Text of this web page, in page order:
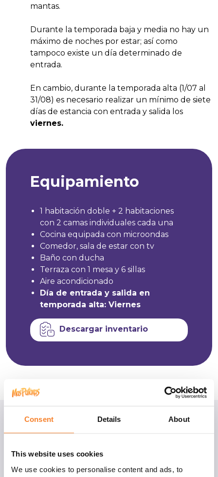
Consent Details About
This website uses cookies
We use cookies to personalise content and ads, to
Equipamiento
1 habitación doble + 2 habitaciones
con 2 camas individuales cada una
Cocina equipada con microondas
Comedor, sala de estar con tv
Baño con ducha
Terraza con 1 mesa y 6 sillas
Aire acondicionado
Día de entrada y salida en
temporada alta: Viernes
Descargar inventario
mantas.
Durante la temporada baja y media no hay un
máximo de noches por estar; así como
tampoco existe un día determinado de
entrada.
En cambio, durante la temporada alta (1/07 al
31/08) es necesario realizar un mínimo de siete
días de estancia con entrada y salida los
viernes.
Condiciones de la reserva
En temporada alta la estancia mínima es de 7 noches